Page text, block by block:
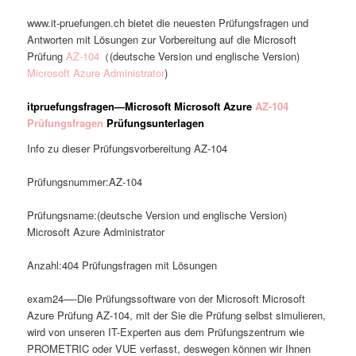
www.it-pruefungen.ch bietet die neuesten Prüfungsfragen und
Antworten mit Lösungen zur Vorbereitung auf die Microsoft
PrüfungAZ-104 （(deutsche Version und englische Version)
Microsoft Azure Administrator)
itpruefungsfragen—Microsoft Microsoft AzureAZ-104
Prüfungsfragen Prüfungsunterlagen
Info zu dieser Prüfungsvorbereitung AZ-104
Prüfungsnummer:AZ-104
Prüfungsname:(deutsche Version und englische Version)
Microsoft Azure Administrator
Anzahl:404 Prüfungsfragen mit Lösungen
exam24—-Die Prüfungssoftware von der Microsoft Microsoft
Azure Prüfung AZ-104, mit der Sie die Prüfung selbst simulieren,
wird von unseren IT-Experten aus dem Prüfungszentrum wie
PROMETRIC oder VUE verfasst, deswegen können wir Ihnen